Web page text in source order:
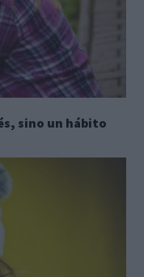
sino un hábito